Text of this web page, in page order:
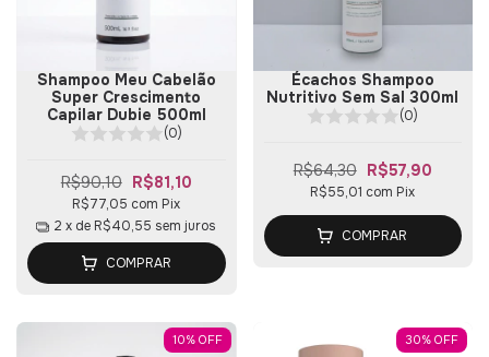
Shampoo Meu Cabelão
Super Crescimento
Capilar Dubie 500ml
(0)
R$90,10 R$81,10
R$77,05 com Pix
2 x de R$40,55 sem juros
COMPRAR
Écachos Shampoo
Nutritivo Sem Sal 300ml
(0)
R$64,30 R$57,90
R$55,01 com Pix
COMPRAR
10% OFF 30% OFF